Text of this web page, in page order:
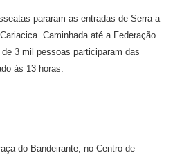
pararam as entradas de Serra a
Caminhada até a Federação
3 mil pessoas participaram das
às 13 horas.
do Bandeirante, no Centro de